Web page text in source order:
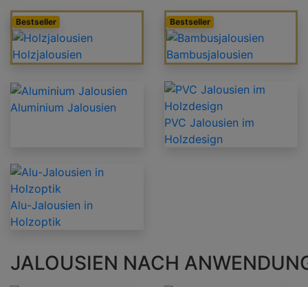
Bestseller
Holzjalousien
Bestseller
Bambusjalousien
Aluminium Jalousien
PVC Jalousien im
Holzdesign
Alu-Jalousien in
Holzoptik
JALOUSIEN NACH